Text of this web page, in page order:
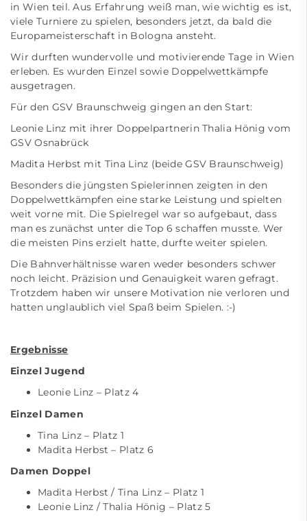
in Wien teil. Aus Erfahrung weiß man, wie wichtig es ist,
viele Turniere zu spielen, besonders jetzt, da bald die
Europameisterschaft in Bologna ansteht.
Wir durften wundervolle und motivierende Tage in Wien
erleben. Es wurden Einzel sowie Doppelwettkämpfe
ausgetragen.
Für den GSV Braunschweig gingen an den Start:
Leonie Linz mit ihrer Doppelpartnerin Thalia Hönig vom
GSV Osnabrück
Madita Herbst mit Tina Linz (beide GSV Braunschweig)
Besonders die jüngsten Spielerinnen zeigten in den
Doppelwettkämpfen eine starke Leistung und spielten
weit vorne mit. Die Spielregel war so aufgebaut, dass
man es zunächst unter die Top 6 schaffen musste. Wer
die meisten Pins erzielt hatte, durfte weiter spielen.
Die Bahnverhältnisse waren weder besonders schwer
noch leicht. Präzision und Genauigkeit waren gefragt.
Trotzdem haben wir unsere Motivation nie verloren und
hatten unglaublich viel Spaß beim Spielen. :-)
Ergebnisse
Einzel Jugend
Leonie Linz – Platz 4
Einzel Damen
Tina Linz – Platz 1
Madita Herbst – Platz 6
Damen Doppel
Madita Herbst / Tina Linz – Platz 1
Leonie Linz / Thalia Hönig – Platz 5